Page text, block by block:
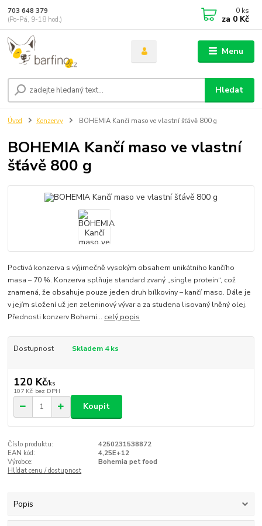
Menu
Hledat
703 648 379
(Po-Pá, 9-18 hod.)
0 ks
za 0 Kč
Úvod Konzervy BOHEMIA Kančí maso ve vlastní šťávě 800 g
BOHEMIA Kančí maso ve vlastní
šťávě 800 g
Poctivá konzerva s výjimečně vysokým obsahem unikátního kančího
masa – 70 %. Konzerva splňuje standard zvaný „single protein“, což
znamená, že obsahuje pouze jeden druh bílkoviny – kančí maso. Dále je
v jejím složení už jen zeleninový vývar a za studena lisovaný lněný olej.
Přednosti konzerv Bohemi... celý popis
Dostupnost Skladem 4 ks
120 Kč/ks
107 Kč bez DPH
Koupit
Číslo produktu:
4250231538872
EAN kód:
4,25E+12
Výrobce:
Bohemia pet food
Hlídat cenu / dostupnost
Popis